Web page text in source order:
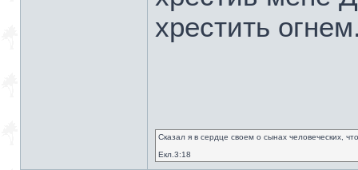
хрестить
Сказал я в сердце своем о сынах человеческих,
Екл.3:18